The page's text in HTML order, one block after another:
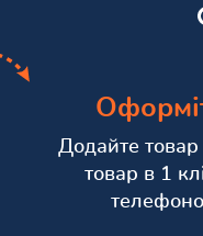
Додайте
товар в 1